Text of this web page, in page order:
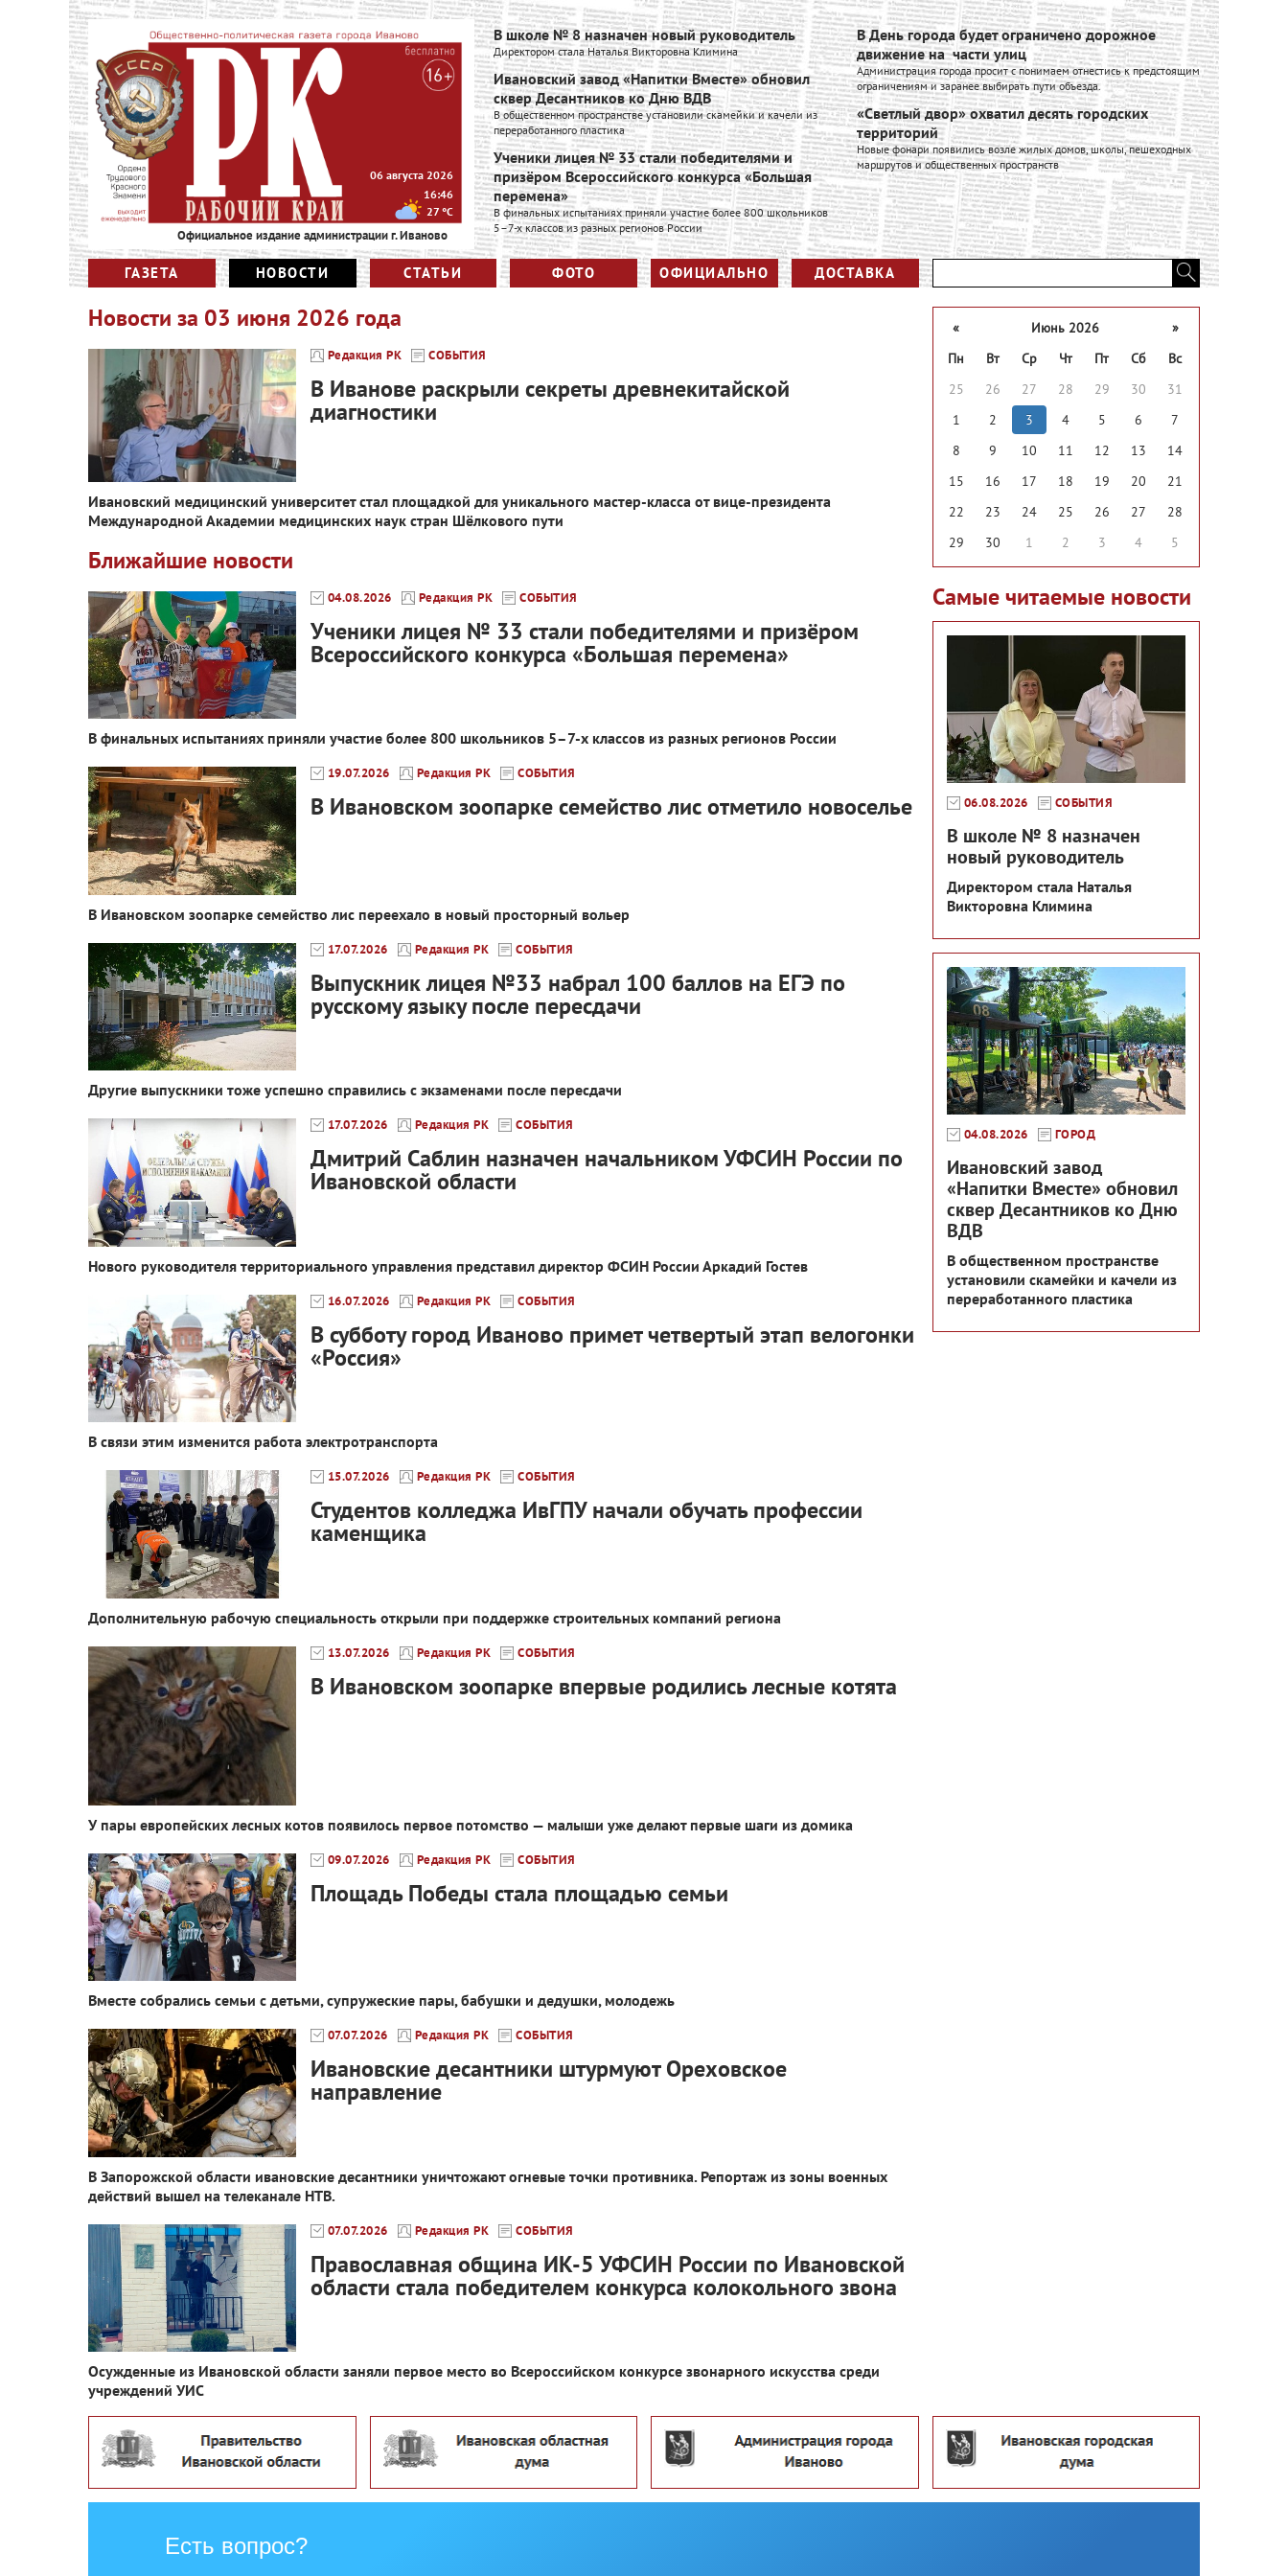
Официальное издание администрации г. Иваново
06 августа 2026
16:46
27°C
В школе № 8 назначен новый руководитель
Директором стала Наталья Викторовна Климина
Ивановский завод «Напитки Вместе» обновил
сквер Десантников ко Дню ВДВ
В общественном пространстве установили скамейки и качели из
переработанного пластика
Ученики лицея № 33 стали победителями и
призёром Всероссийского конкурса «Большая
перемена»
В финальных испытаниях приняли участие более 800 школьников
5–7-х классов из разных регионов России
В День города будет ограничено дорожное
движение на части улиц
Администрация города просит с понимаем отнестись к предстоящим
ограничениям и заранее выбирать пути объезда.
«Светлый двор» охватил десять городских
территорий
Новые фонари появились возле жилых домов, школы, пешеходных
маршрутов и общественных пространств
ГАЗЕТА НОВОСТИ СТАТЬИ ФОТО ОФИЦИАЛЬНО ДОСТАВКА
Новости за 03 июня 2026 года
Редакция РК СОБЫТИЯ
В Иванове раскрыли секреты древнекитайской
диагностики
Ивановский медицинский университет стал площадкой для уникального мастер-класса от вице-президента
Международной Академии медицинских наук стран Шёлкового пути
Ближайшие новости
04.08.2026 Редакция РК СОБЫТИЯ
Ученики лицея № 33 стали победителями и призёром
Всероссийского конкурса «Большая перемена»
В финальных испытаниях приняли участие более 800 школьников 5–7-х классов из разных регионов России
19.07.2026 Редакция РК СОБЫТИЯ
В Ивановском зоопарке семейство лис отметило новоселье
В Ивановском зоопарке семейство лис переехало в новый просторный вольер
17.07.2026 Редакция РК СОБЫТИЯ
Выпускник лицея №33 набрал 100 баллов на ЕГЭ по
русскому языку после пересдачи
Другие выпускники тоже успешно справились с экзаменами после пересдачи
17.07.2026 Редакция РК СОБЫТИЯ
Дмитрий Саблин назначен начальником УФСИН России по
Ивановской области
Нового руководителя территориального управления представил директор ФСИН России Аркадий Гостев
16.07.2026 Редакция РК СОБЫТИЯ
В субботу город Иваново примет четвертый этап велогонки
«Россия»
В связи этим изменится работа электротранспорта
15.07.2026 Редакция РК СОБЫТИЯ
Студентов колледжа ИвГПУ начали обучать профессии
каменщика
Дополнительную рабочую специальность открыли при поддержке строительных компаний региона
13.07.2026 Редакция РК СОБЫТИЯ
В Ивановском зоопарке впервые родились лесные котята
У пары европейских лесных котов появилось первое потомство — малыши уже делают первые шаги из домика
09.07.2026 Редакция РК СОБЫТИЯ
Площадь Победы стала площадью семьи
Вместе собрались семьи с детьми, супружеские пары, бабушки и дедушки, молодежь
07.07.2026 Редакция РК СОБЫТИЯ
Ивановские десантники штурмуют Ореховское
направление
В Запорожской области ивановские десантники уничтожают огневые точки противника. Репортаж из зоны военных
действий вышел на телеканале НТВ.
07.07.2026 Редакция РК СОБЫТИЯ
Православная община ИК-5 УФСИН России по Ивановской
области стала победителем конкурса колокольного звона
Осужденные из Ивановской области заняли первое место во Всероссийском конкурсе звонарного искусства среди
учреждений УИС
« Июнь 2026
»
Пн
Вт Ср Чт Пт Сб
Вс
25
26 27 28 29 30
31
1
2 3 4 5 6
7
8
9 10 11 12 13
14
15
16 17 18 19 20
21
22
23 24 25 26 27
28
29
30 1 2 3 4 5
Самые читаемые новости
06.08.2026 СОБЫТИЯ
В школе № 8 назначен
новый руководитель
Директором стала Наталья
Викторовна Климина
04.08.2026 ГОРОД
Ивановский завод
«Напитки Вместе» обновил
сквер Десантников ко Дню
ВДВ
В общественном пространстве
установили скамейки и качели из
переработанного пластика
Есть вопрос?